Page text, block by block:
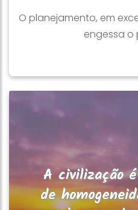
O planejamento, em
engessa o